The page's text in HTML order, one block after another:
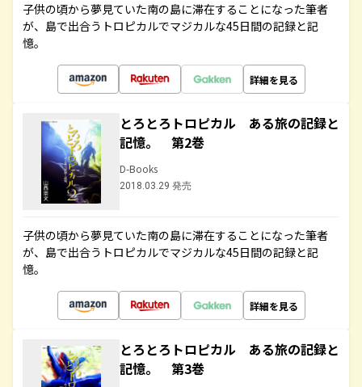
子供の頃から夢見ていた南の島に滞在することになった筆者
が、島で出合うトロピカルでマジカルな45日間の記録と記
憶。
詳細を見る
とろとろトロピカル ある旅の記録と
記憶。 第2巻
D-Books
2018.03.29 発売
子供の頃から夢見ていた南の島に滞在することになった筆者
が、島で出合うトロピカルでマジカルな45日間の記録と記
憶。
詳細を見る
とろとろトロピカル ある旅の記録と
記憶。 第3巻